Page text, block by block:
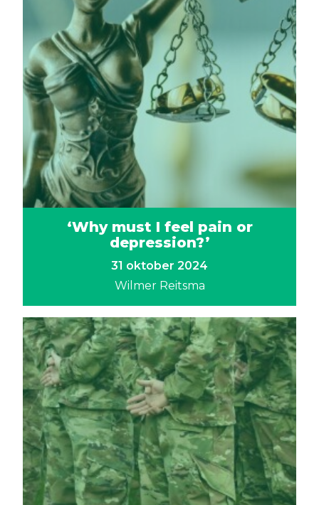
‘Why must I feel pain or
depression?’
31 oktober 2024
Wilmer Reitsma